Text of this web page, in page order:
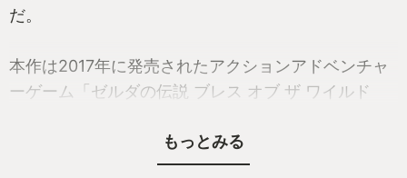
だ。
本作は2017年に発売されたアクションアドベンチャ
ーゲーム「ゼルダの伝説 ブレス オブ ザ ワイルド
BOTWは「当たり前を見直す」というコンセプトで
作られたというが、その結果ゲーム史における金字
もっとみる